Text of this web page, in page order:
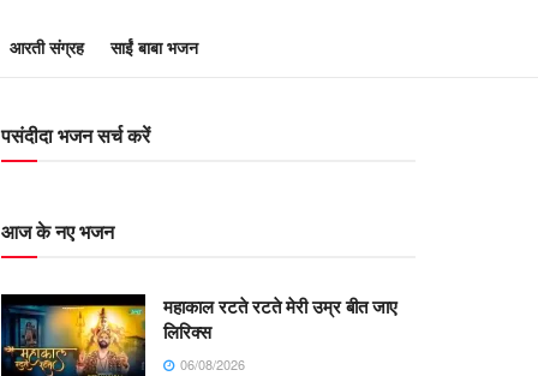
आरती संग्रह साईं बाबा भजन
पसंदीदा भजन सर्च करें
आज के नए भजन
महाकाल रटते रटते मेरी उम्र बीत जाए
लिरिक्स
06/08/2026